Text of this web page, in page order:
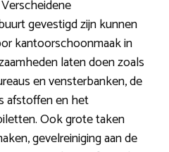
gevestigd zijn kunnen
kantoorschoonmaak in
laten doen zoals
en vensterbanken, de
afstoffen en het
Ook grote taken
gevelreiniging aan de